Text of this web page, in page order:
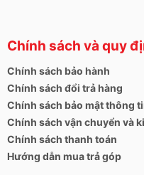
thanh tốt hơn bạn nên
ngoài.
Chính sách và quy
Chính sách bảo hành
Chính sách đổi trả hàng
Chính sách bảo mật thông
Chính sách vận chuyển và
Chính sách thanh toán
Hướng dẫn mua trả góp